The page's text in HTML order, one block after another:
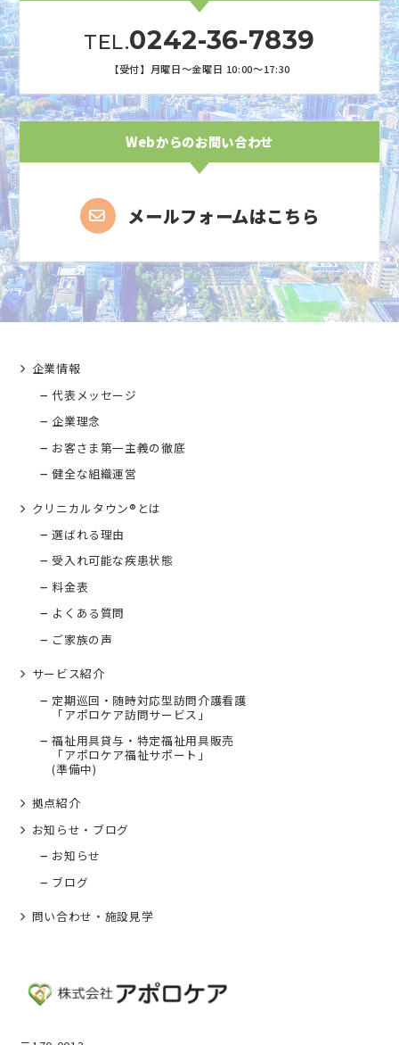
0242-36-7839
月曜日〜金曜日 10:00〜17:30
Webからのお問い合わせ
メールフォームはこちら
企業情報
代表メッセージ
企業理念
お客さま第一主義の徹底
健全な組織運営
クリニカルタウン®とは
選ばれる理由
受入れ可能な疾患状態
料金表
よくある質問
ご家族の声
サービス紹介
定期巡回・随時対応型訪問介護看護
「アポロケア訪問サービス」
福祉用具貸与・特定福祉用具販売
「アポロケア福祉サポート」
(準備中)
拠点紹介
お知らせ・ブログ
お知らせ
ブログ
問い合わせ・施設見学